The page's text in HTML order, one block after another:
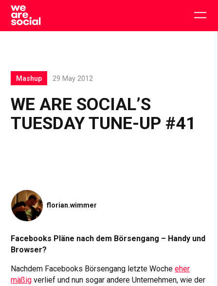
Skip
content
WE ARE SOCIAL’S
TUESDAY TUNE-UP #41
Mashup 29 May 2012
florian.wimmer
Facebooks Pläne nach dem Börsengang – Handy und
Browser?
Nachdem Facebooks Börsengang letzte Wocheeher
mäßig verlief und nun sogar andere Unternehmen, wie der